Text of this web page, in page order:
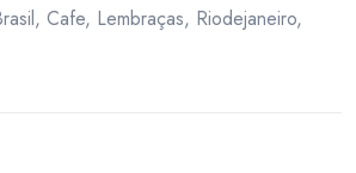
, Cafe, Lembraças, Riodejaneiro,